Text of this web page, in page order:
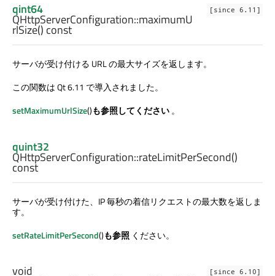
[since 6.11]
qint64
QHttpServerConfiguration::maximumU
rlSize() const
サーバが受け付ける URL の最大サイズを返します。
この関数は Qt 6.11 で導入されました。
setMaximumUrlSize()も参照してください。
quint32
QHttpServerConfiguration::rateLimitPerSecond()
const
サーバが受け付けた、IP 毎秒の着信リクエストの最大数を返しま
す。
setRateLimitPerSecond()も参照 ください。
[since 6.10]
void